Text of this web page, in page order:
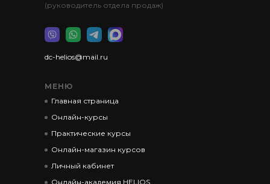
Главная страница
Онлайн-курсы
Практические курсы
Личный кабинет
Онлайн-академия HELIOS
МЕНЮ
dc-helios@mail.ru
(руководитель отдела продаж)
Онлайн-магазин курсов